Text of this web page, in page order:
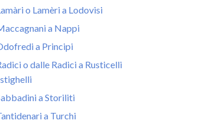
o Lamèri a Lodovisi
a Nappi
a Principi
o dalle Radici a Rusticelli
a Storiliti
a Turchi